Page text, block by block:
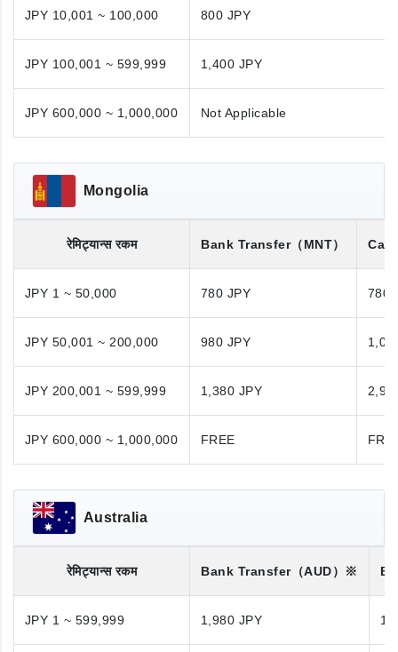
JPY 10,001 ~ 100,000 800 JPY
JPY 100,001 ~ 599,999 1,400 JPY
JPY 600,000 ~ 1,000,000 Not Applicable
Mongolia
रेमिट्यान्स रकम Bank Transfer（MNT）
JPY 1 ~ 50,000 780 JPY 780
JPY 50,001 ~ 200,000 980 JPY
JPY 200,001 ~ 599,999 1,380 JPY
JPY 600,000 ~ 1,000,000 FREE
Australia
रेमिट्यान्स रकम Bank Transfer（AUD）※
JPY 1 ~ 599,999 1,980 JPY